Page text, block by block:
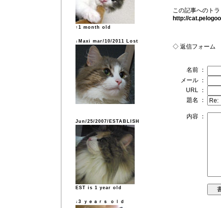
↑1 month old
↓Maxi mar/10/2011 Lost
Jun/25/2007/ESTABLISH
EST is 1 year old
↓3 ｙｅａｒｓ ｏｌｄ
この記事へのト
http://
◇ 返信フォーム
名前 ：
メール ：
URL ：
題名 ：
内容 ：